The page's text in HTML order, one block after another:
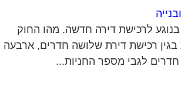
לרכישת דירה חדשה. מהו החוק
רכישת דירת שלושה חדרים, ארבעה
לגבי מספר החניות...